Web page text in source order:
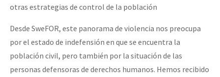
otras estrategias de control de la población
Desde SweFOR, este panorama de violencia nos preocupa
por el estado de indefensión en que se encuentra la
población civil, pero también por la situación de las
personas defensoras de derechos humanos. Hemos recibido